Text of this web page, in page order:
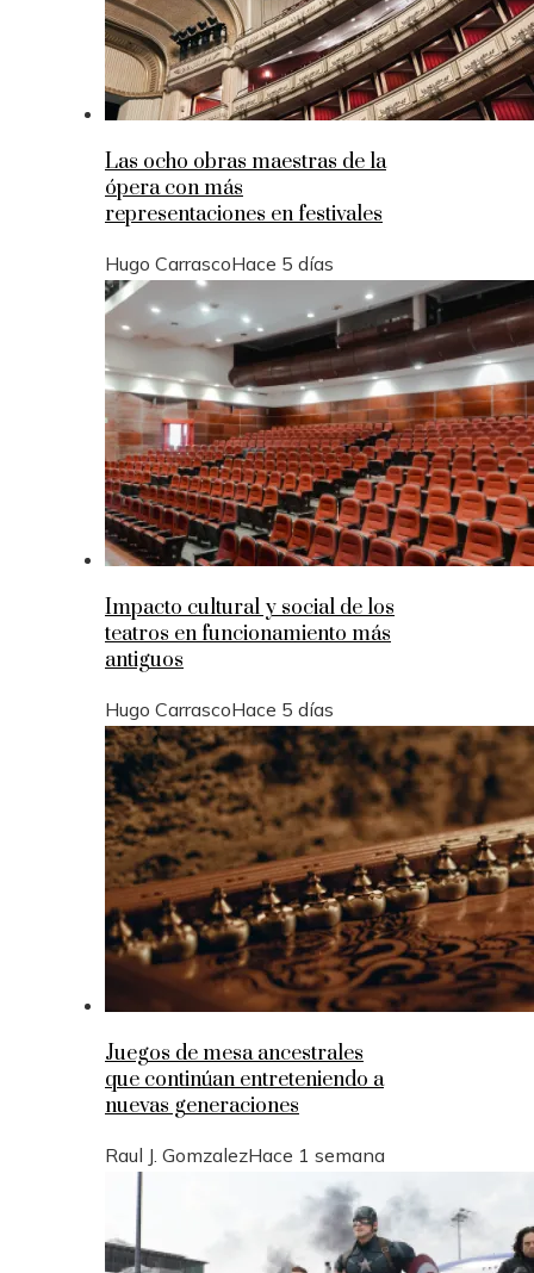
Las ocho obras maestras de la
ópera con más
representaciones en festivales
Hugo CarrascoHace 5 días
Impacto cultural y social de los
teatros en funcionamiento más
antiguos
Hugo CarrascoHace 5 días
Juegos de mesa ancestrales
que continúan entreteniendo a
nuevas generaciones
Raul J. GomzalezHace 1 semana